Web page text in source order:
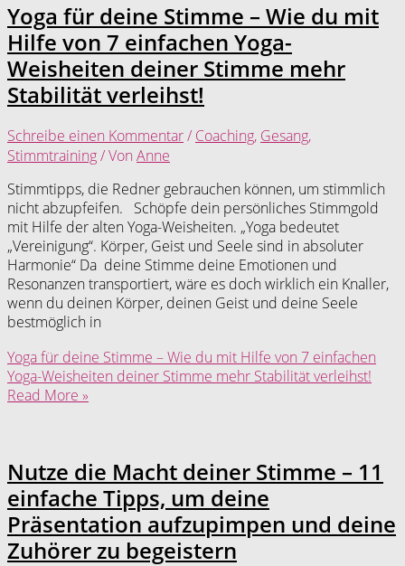
Yoga für deine Stimme – Wie du mit
Hilfe von 7 einfachen Yoga-
Weisheiten deiner Stimme mehr
Stabilität verleihst!
Schreibe einen Kommentar/ Coaching, Gesang,
Stimmtraining/ Von Anne
Stimmtipps, die Redner gebrauchen können, um stimmlich
nicht abzupfeifen. Schöpfe dein persönliches Stimmgold
mit Hilfe der alten Yoga-Weisheiten. „Yoga bedeutet
„Vereinigung“. Körper, Geist und Seele sind in absoluter
Harmonie“ Da deine Stimme deine Emotionen und
Resonanzen transportiert, wäre es doch wirklich ein Knaller,
wenn du deinen Körper, deinen Geist und deine Seele
bestmöglich in
Yoga für deine Stimme – Wie du mit Hilfe von 7 einfachen
Yoga-Weisheiten deiner Stimme mehr Stabilität verleihst!
Read More »
Nutze die Macht deiner Stimme – 11
einfache Tipps, um deine
Präsentation aufzupimpen und deine
Zuhörer zu begeistern